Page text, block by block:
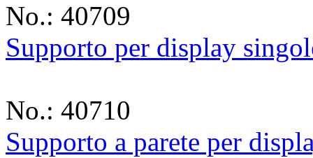
No.: 40709
Supporto per display
No.: 40710
Supporto a parete per